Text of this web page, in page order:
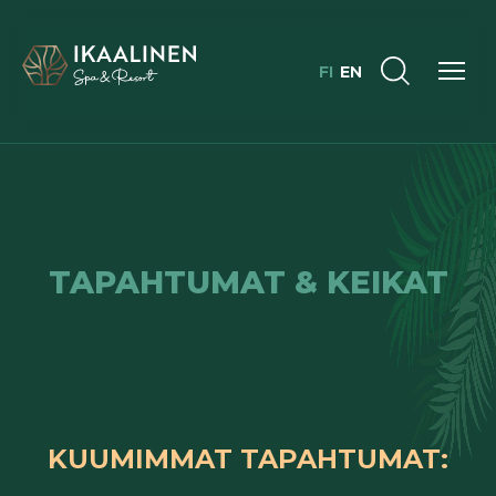
FI EN
TAPAHTUMAT & KEIKAT
KUUMIMMAT TAPAHTUMAT: